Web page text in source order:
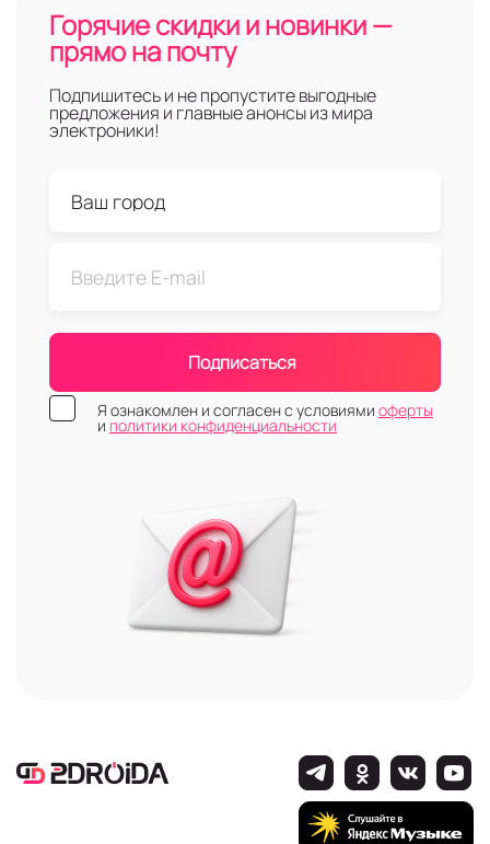
Горячие скидки и новинки —
прямо на почту
Подпишитесь и не пропустите выгодные
предложения и главные анонсы из мира
электроники!
Подписаться
Я ознакомлен и согласен с условиями оферты
и политики конфиденциальности